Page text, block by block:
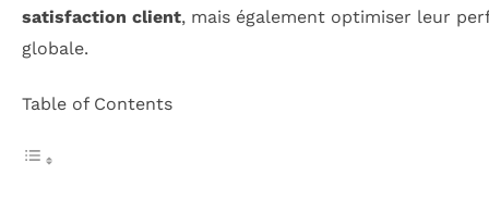
satisfaction client, mais également optimiser leur
globale.
Table of Contents